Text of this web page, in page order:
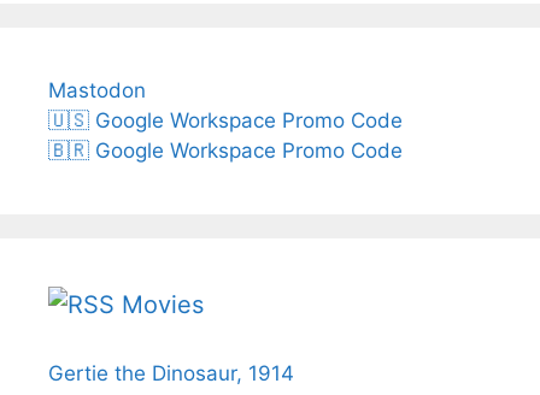
Mastodon
🇺🇸 Google Workspace Promo Code
🇧🇷 Google Workspace Promo Code
Movies
Gertie the Dinosaur, 1914